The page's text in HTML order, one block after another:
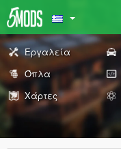
Εργαλεία
Όπλα
Χάρτες